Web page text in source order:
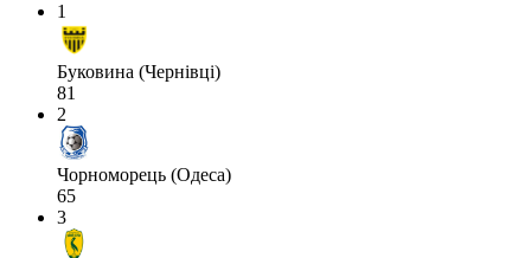
1
Буковина (Чернівці)
81
2
Чорноморець (Одеса)
65
3